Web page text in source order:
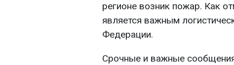
регионе возник пожар. Как
является важным
Федерации.
Срочные и важные